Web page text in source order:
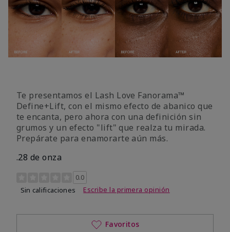
Te presentamos el Lash Love Fanorama™
Define+Lift, con el mismo efecto de abanico que
te encanta, pero ahora con una definición sin
grumos y un efecto "lift" que realza tu mirada.
Prepárate para enamorarte aún más.
.28 de onza
Calificación de clientes de 3,4 de 5
0.0
Sin calificaciones
Escribe la primera opinión
Favoritos